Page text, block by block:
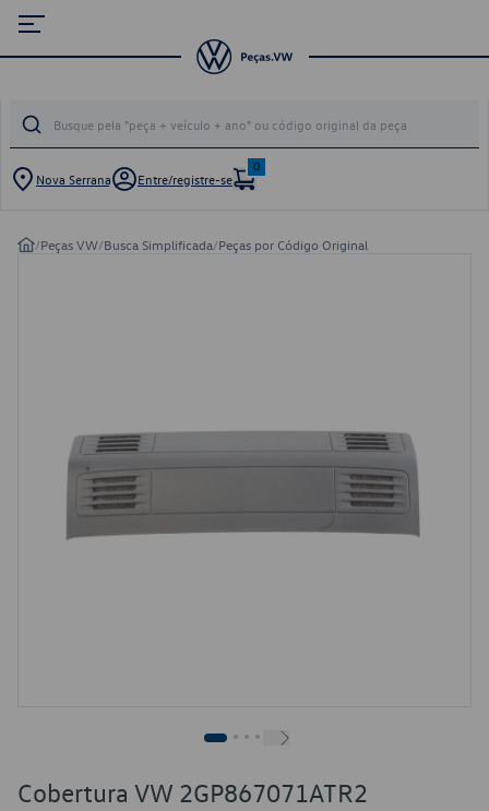
Nova Serrana Entre/registre-se
0
/Peças VW/Busca Simplificada/Peças por Código Original
Cobertura VW 2GP867071ATR2